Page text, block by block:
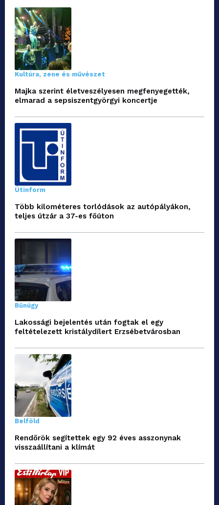
Kultúra, zene és művészet
Majka szerint életveszélyesen megfenyegették,
elmarad a sepsiszentgyörgyi koncertje
Útinform
Több kilométeres torlódások az autópályákon,
teljes útzár a 37-es főúton
Bűnügy
Lakossági bejelentés után fogtak el egy
feltételezett kristálydílert Erzsébetvárosban
Belföld
Rendőrök segítettek egy 92 éves asszonynak
visszaállítani a klímát